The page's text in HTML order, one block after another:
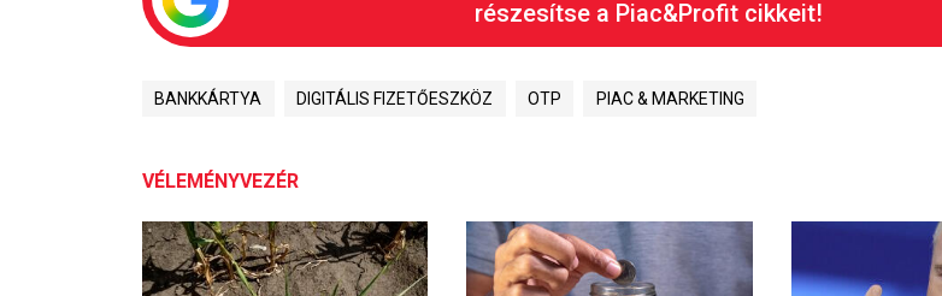
részesítse a Piac&Profit cikkeit!
BANKKÁRTYA DIGITÁLIS FIZETŐESZKÖZ OTP PIAC & MARKETING
VÉLEMÉNYVEZÉR